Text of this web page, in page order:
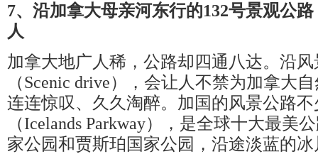
7、沿加拿大母亲河东行的132号景观公
人
加拿大地广人稀，公路却四通八达。沿
（Scenic drive），会让人不禁为加拿大
连连惊叹、久久淘醉。加国的风景公路
（Icelands Parkway），是全球十大最美
家公园和贾斯珀国家公园，沿途淡蓝的